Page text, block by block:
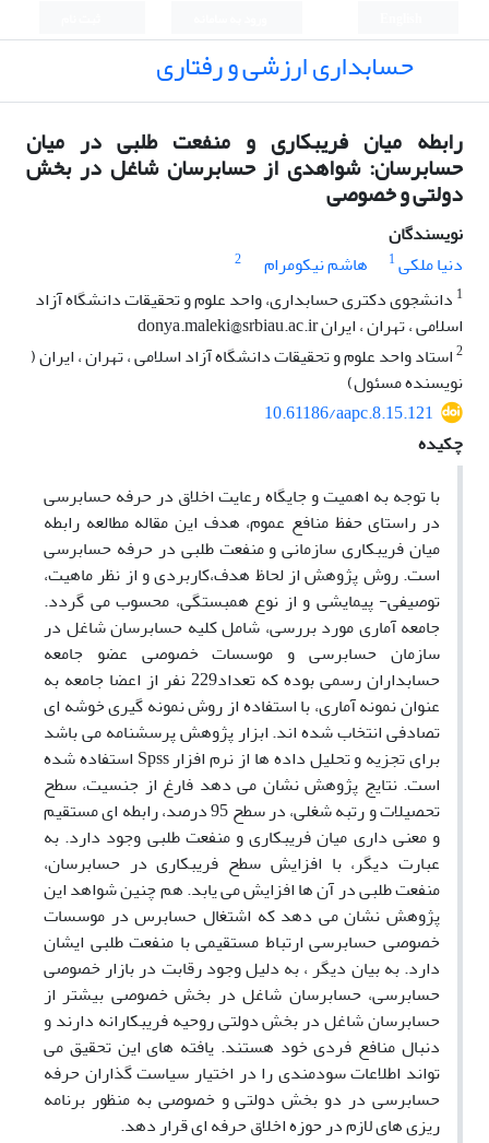
حسابداری ارزشی و رفتاری
رابطه میان فریبکاری و منفعت طلبی در میان
حسابرسان: شواهدی از حسابرسان شاغل در بخش
دولتی و خصوصی
نویسندگان
دنیا ملکی1 هاشم نیکومرام
2
1 دانشجوی دکتری حسابداری، واحد علوم و تحقیقات دانشگاه آزاد
اسلامی ، تهران ، ایران donya.maleki@srbiau.ac.ir
2استاد واحد علوم و تحقیقات دانشگاه آزاد اسلامی ، تهران ، ایران (
نویسنده مسئول)
10.61186/aapc.8.15.121
چکیده
با توجه به اهمیت و جایگاه رعایت اخلاق در حرفه حسابرسی
در راستای حفظ منافع عموم، هدف این مقاله مطالعه رابطه
میان فریبکاری سازمانی و منفعت طلبی در حرفه حسابرسی
است.روش پژوهش از لحاظ هدف،کاربردی و از نظر ماهیت،
توصیفی- پیمایشی و از نوع همبستگی، محسوب می گردد.
جامعه آماری مورد بررسی، شامل کلیه حسابرسان شاغل در
سازمان حسابرسی و موسسات خصوصی عضو جامعه
حسابداران رسمی بوده که تعداد229 نفر از اعضا جامعه به
عنوان نمونه آماری، با استفاده از روش نمونه گیری خوشه ای
تصادفی انتخاب شده اند. ابزار پژوهش پرسشنامه می باشد
برای تجزیه و تحلیل داده ها از نرم افزارSpss استفاده شده
است. نتایج پژوهش نشان می دهد فارغ از جنسیت، سطح
تحصیلات و رتبه شغلی، در سطح 95 درصد، رابطه ای مستقیم
و معنی داری میان فریبکاری و منفعت طلبی وجود دارد. به
عبارت دیگر، با افزایش سطح فریبکاری در حسابرسان،
منفعت طلبی در آن ها افزایش می یابد. هم چنین شواهد این
پژوهش نشان می دهد که اشتغال حسابرس در موسسات
خصوصی حسابرسی ارتباط مستقیمی با منفعت طلبی ایشان
دارد. به بیان دیگر ، به دلیل وجود رقابت در بازار خصوصی
حسابرسی، حسابرسان شاغل در بخش خصوصی بیشتر از
حسابرسان شاغل در بخش دولتی روحیه فریبکارانه دارند و
دنبال منافع فردی خود هستند. یافته های این تحقیق می
تواند اطلاعات سودمندی را در اختیار سیاست گذاران حرفه
حسابرسی در دو بخش دولتی و خصوصی به منظور برنامه
ریزی های لازم در حوزه اخلاق حرفه ای قرار دهد.